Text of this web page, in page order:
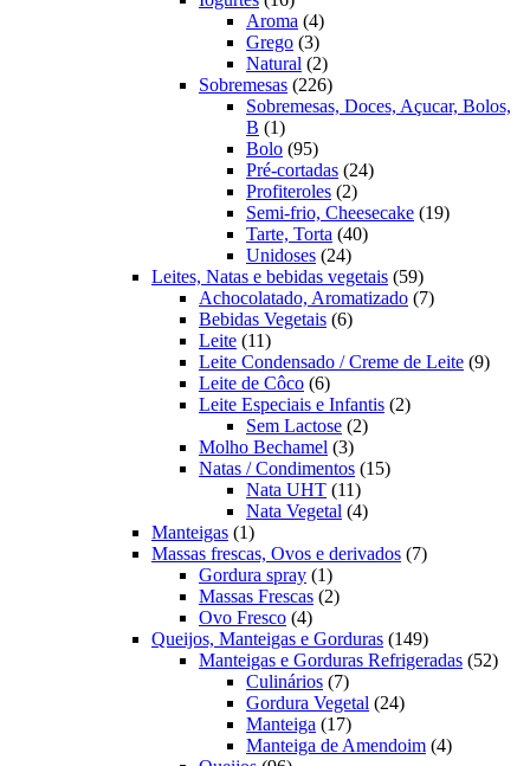
produtos
Aroma 44
produtos
Grego 33
produtos
Natural 22
produtos
Sobremesas 226226
produtos
Sobremesas, Doces, Açucar, Bolos,
B
11
produto
Bolo 9595
produtos
Pré-cortadas 2424
Profiteroles 22
produtos
Semi-frio, Cheesecake 1919
Tarte, Torta 4040
Unidoses 2424
produtos
Leites, Natas e bebidas vegetais 5959
produtos
Achocolatado, Aromatizado 77
Bebidas Vegetais 66
Leite 1111
produtos
Leite Condensado / Creme de Leite 99
Leite de Côco 66
produtos
Leite Especiais e Infantis 22
Sem Lactose 22
Molho Bechamel 33
produtos
Natas / Condimentos 1515
Nata UHT 1111
produtos
Nata Vegetal 44
Manteigas 11
produto
Massas frescas, Ovos e derivados 77
Gordura spray 11
produto
Massas Frescas 22
Ovo Fresco 44
produtos
Queijos, Manteigas e Gorduras 149149
produtos
Manteigas e Gorduras Refrigeradas 5252
Culinários 77
produtos
Gordura Vegetal 2424
Manteiga 1717
produtos
Manteiga de Amendoim 44